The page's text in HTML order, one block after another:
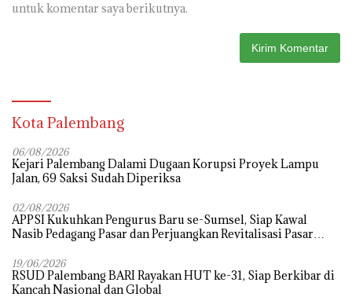
untuk komentar saya berikutnya.
Kota Palembang
06/08/2026
Kejari Palembang Dalami Dugaan Korupsi Proyek Lampu
Jalan, 69 Saksi Sudah Diperiksa
02/08/2026
APPSI Kukuhkan Pengurus Baru se-Sumsel, Siap Kawal
Nasib Pedagang Pasar dan Perjuangkan Revitalisasi Pasar
19/06/2026
RSUD Palembang BARI Rayakan HUT ke-31, Siap Berkibar di
Kancah Nasional dan Global